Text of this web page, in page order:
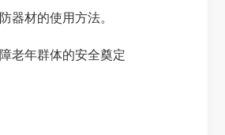
器材的使用方法。
老年群体的安全奠定